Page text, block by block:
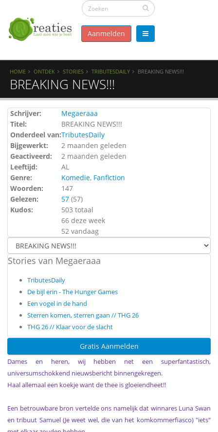
Aanmelden
HOME ONTDEK STORIES TRIBUTESDAILY BREAKING NEWS!!!
BREAKING NEWS!!!
Schrijver:
Megaeraaa
Titel:
BREAKING NEWS!!!
Onderdeel van:TributesDaily
Bijgewerkt:
2 maanden geleden
Geactiveerd:
2 maanden geleden
Leeftijd:
AL
Genre:
Komedie, Fanfiction
Woorden:
147
Gelezen:
57 (57)
Kudos:
503 totaal
66 deze week
52 vandaag
Stories van Megaeraaa
TributesDaily
De bijl erin - The Hunger Games
Een vogel in de hand
Sterren komen, sterren gaan // THG 26
THG 26 // Klaar voor de slacht
Gratis Aanmelden
Dames en heren, wij hebben net een superfantastisch,
universumschokkend nieuwsbericht binnengekregen.
Haal allemaal een koekje want de thee is gloeiendheet!!
Een betrouwbare bron vertelde ons namelijk dat winnares Luna Swan
en tribuut Samuel (Je weet wel, die van het komkommerfiasco) "iets"